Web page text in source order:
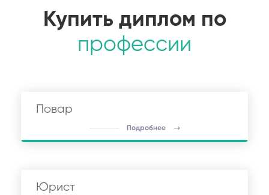
Купить диплом по
профессии
Повар
Подробнее
Юрист